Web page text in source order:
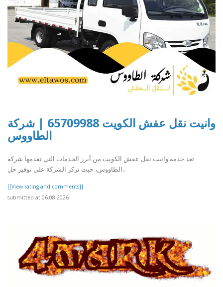
وانيت نقل عفش الكويت 65709988 | شركة
الطاووس
تعد خدمة وانيت نقل عفش الكويت من أبرز الخدمات التي تقدمها شركة
الطاووس، حيث تركز الشركة على توفير حل..
[[View rating and comments]]
submitted at 06.08.2026